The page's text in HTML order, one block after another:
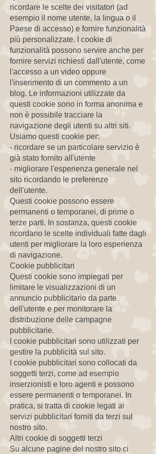
ricordare le scelte dei visitatori (ad
esempio il nome utente, la lingua o il
Paese di accesso) e fornire funzionalità
più personalizzate. I cookie di
funzionalità possono servire anche per
fornire servizi richiesti dall'utente, come
l'accesso a un video oppure
l'inserimento di un commento a un
blog. Le informazioni utilizzate da
questi cookie sono in forma anonima e
non è possibile tracciare la
navigazione degli utenti su altri siti.
Usiamo questi cookie per:
- ricordare se un particolare servizio è
già stato fornito all'utente
- migliorare l'esperienza generale nel
sito ricordando le preferenze
dell'utente.
Questi cookie possono essere
permanenti o temporanei, di prime o
terze parti. In sostanza, questi cookie
ricordano le scelte individuali fatte dagli
utenti per migliorare la loro esperienza
di navigazione.
Cookie pubblicitari
Questi cookie sono impiegati per
limitare le visualizzazioni di un
annuncio pubblicitario da parte
dell'utente e per monitorare la
distribuzione delle campagne
pubblicitarie.
I cookie pubblicitari sono utilizzati per
gestire la pubblicità sul sito.
I cookie pubblicitari sono collocati da
soggetti terzi, come ad esempio
inserzionisti e loro agenti e possono
essere permanenti o temporanei. In
pratica, si tratta di cookie legati ai
servizi pubblicitari forniti da terzi sul
nostro sito.
Altri cookie di soggetti terzi
Su alcune pagine del nostro sito ci